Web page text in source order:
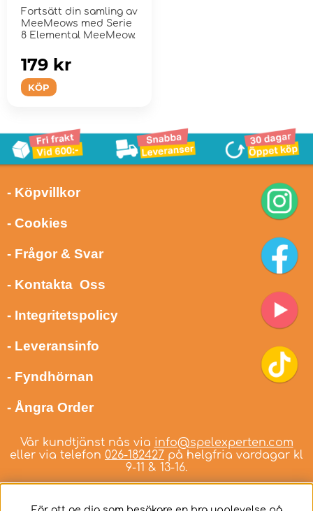
Fortsätt din samling av
MeeMeows med Serie
8 Elemental MeeMeow.
KÖP
179 kr
- Köpvillkor
- Cookies
- Frågor & Svar
- Kontakta Oss
- Integritetspolicy
- Leveransinfo
- Fyndhörnan
- Ångra Order
Vår kundtjänst nås via info@spelexperten.com
eller via telefon 026-182427 på helgfria vardagar kl
9-11 & 13-16.